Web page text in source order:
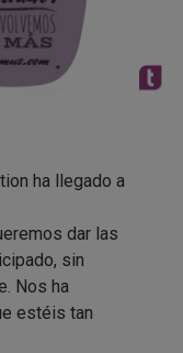
ha llegado a
dar las
sin
Nos ha
estéis tan